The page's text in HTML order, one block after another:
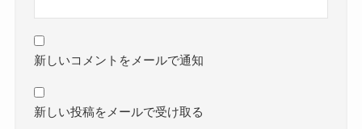
新しいコメントをメールで通知
新しい投稿をメールで受け取る